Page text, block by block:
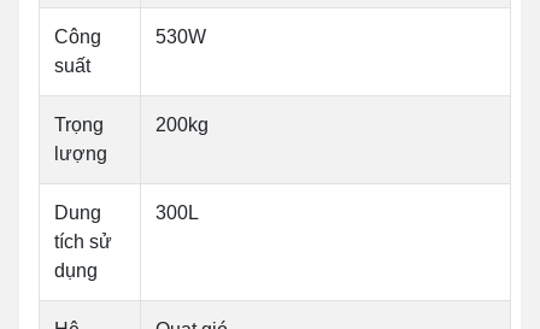
Công
suất
530W
Trọng
lượng
200kg
Dung
tích sử
dụng
300L